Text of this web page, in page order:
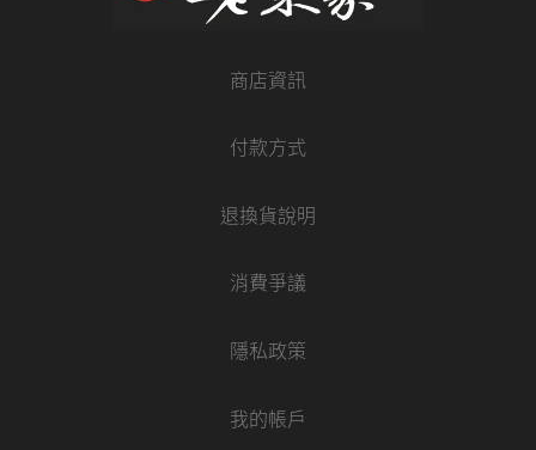
商店資訊
付款方式
退換貨說明
消費爭議
隱私政策
我的帳戶